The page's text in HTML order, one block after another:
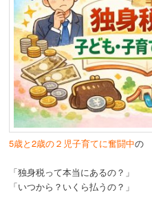
ツ
へ
移
動
へ
移
動
5歳と2歳の２児子育てに奮闘中の
「独身税って本当にあるの？」
「いつから？いくら払うの？」